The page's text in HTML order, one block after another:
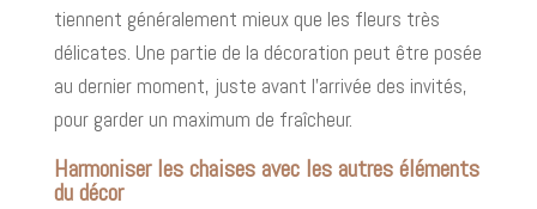
tiennent généralement mieux que les fleurs très
délicates. Une partie de la décoration peut être posée
au dernier moment, juste avant l’arrivée des invités,
pour garder un maximum de fraîcheur.
Harmoniser les chaises avec les autres éléments
du décor